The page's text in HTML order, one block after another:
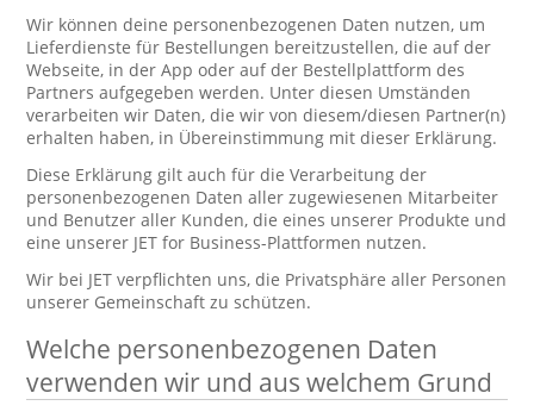
Wir können deine personenbezogenen Daten nutzen, um
Lieferdienste für Bestellungen bereitzustellen, die auf der
Webseite, in der App oder auf der Bestellplattform des
Partners aufgegeben werden. Unter diesen Umständen
verarbeiten wir Daten, die wir von diesem/diesen Partner(n)
erhalten haben, in Übereinstimmung mit dieser Erklärung.
Diese Erklärung gilt auch für die Verarbeitung der
personenbezogenen Daten aller zugewiesenen Mitarbeiter
und Benutzer aller Kunden, die eines unserer Produkte und
eine unserer JET for Business-Plattformen nutzen.
Wir bei JET verpflichten uns, die Privatsphäre aller Personen
unserer Gemeinschaft zu schützen.
Welche personenbezogenen Daten
verwenden wir und aus welchem Grund